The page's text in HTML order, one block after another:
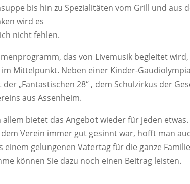
bis hin zu Spezialitäten vom Grill und aus
wird es
nicht fehlen.
das von Livemusik begleitet
Mittelpunkt. Neben einer Kinder-
„Fantastischen 28“ , dem Schulzirkus der
aus Assenheim.
allem bietet das Angebot wieder für jeden
dem Verein immer gut gesinnt war, hofft man
einem gelungenen Vatertag für die ganze
können Sie dazu noch einen Beitrag leisten.